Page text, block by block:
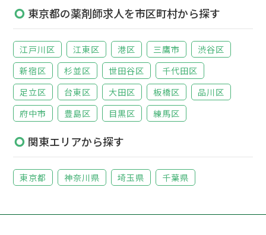
東京都の薬剤師求人を市区町村から探す
江戸川区 江東区 港区 三鷹市
渋谷区
新宿区
杉並区 世田谷区
千代田区
足立区
台東区 大田区 板橋区
品川区
府中市
豊島区 目黒区 練馬区
関東エリアから探す
東京都 神奈川県 埼玉県 千葉県